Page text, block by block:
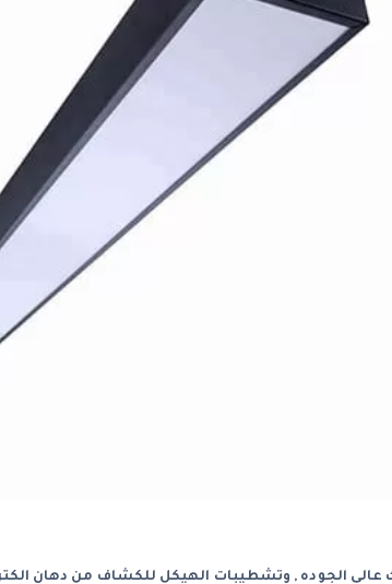
الجوده , وتشطيبات الهيكل للكشاف من دهان